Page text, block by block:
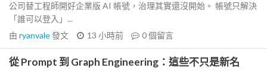
公司替工程師開好企業版 AI 帳號，治理其實還沒開始。 帳號只解決
「誰可以登入」...
由 ryanvale發文 13 小時前 0個留言
從 Prompt 到 Graph Engineering：這些不只是新名